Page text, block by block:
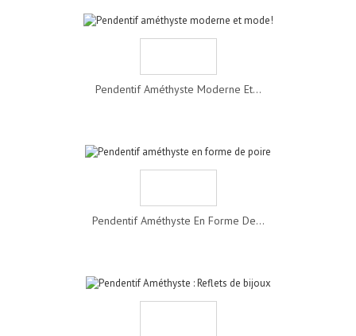
Pendentif Améthyste Moderne Et...
Pendentif Améthyste En Forme De...